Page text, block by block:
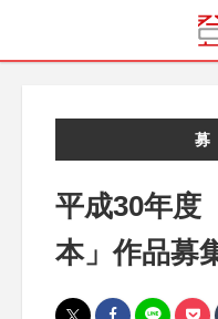
平成30年度
本」作品募